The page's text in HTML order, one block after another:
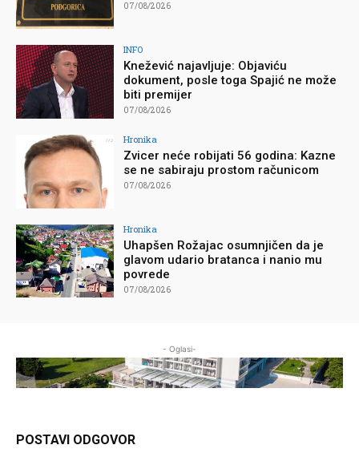
07/08/2026
INFO
Knežević najavljuje: Objaviću
dokument, posle toga Spajić ne može
biti premijer
07/08/2026
Hronika
Zvicer neće robijati 56 godina: Kazne
se ne sabiraju prostom računicom
07/08/2026
Hronika
Uhapšen Rožajac osumnjičen da je
glavom udario bratanca i nanio mu
povrede
07/08/2026
- Oglasi-
POSTAVI ODGOVOR